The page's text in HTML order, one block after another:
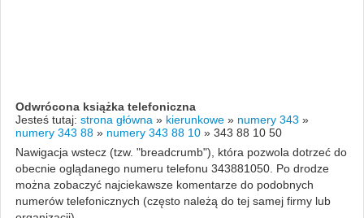
Odwrócona książka telefoniczna
Jesteś tutaj: strona główna » kierunkowe » numery 343 »
numery 343 88 » numery 343 88 10 » 343 88 10 50
Nawigacja wstecz (tzw. "breadcrumb"), która pozwola dotrzeć do
obecnie oglądanego numeru telefonu 343881050. Po drodze
można zobaczyć najciekawsze komentarze do podobnych
numerów telefonicznych (często należą do tej samej firmy lub